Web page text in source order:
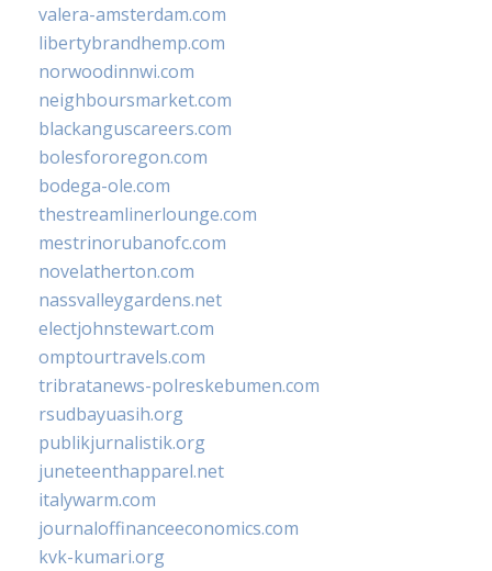
valera-amsterdam.com
libertybrandhemp.com
norwoodinnwi.com
neighboursmarket.com
blackanguscareers.com
bolesfororegon.com
bodega-ole.com
thestreamlinerlounge.com
mestrinorubanofc.com
novelatherton.com
nassvalleygardens.net
electjohnstewart.com
omptourtravels.com
tribratanews-polreskebumen.com
rsudbayuasih.org
publikjurnalistik.org
juneteenthapparel.net
italywarm.com
journaloffinanceeconomics.com
kvk-kumari.org